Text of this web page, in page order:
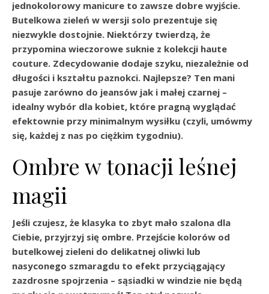
jednokolorowy manicure to zawsze dobre wyjście.
Butelkowa zieleń w wersji solo prezentuje się
niezwykle dostojnie. Niektórzy twierdzą, że
przypomina wieczorowe suknie z kolekcji haute
couture. Zdecydowanie dodaje szyku, niezależnie od
długości i kształtu paznokci. Najlepsze? Ten mani
pasuje zarówno do jeansów jak i małej czarnej –
idealny wybór dla kobiet, które pragną wyglądać
efektownie przy minimalnym wysiłku (czyli, umówmy
się, każdej z nas po ciężkim tygodniu).
Ombre w tonacji leśnej
magii
Jeśli czujesz, że klasyka to zbyt mało szalona dla
Ciebie, przyjrzyj się ombre. Przejście kolorów od
butelkowej zieleni do delikatnej oliwki lub
nasyconego szmaragdu to efekt przyciągający
zazdrosne spojrzenia – sąsiadki w windzie nie będą